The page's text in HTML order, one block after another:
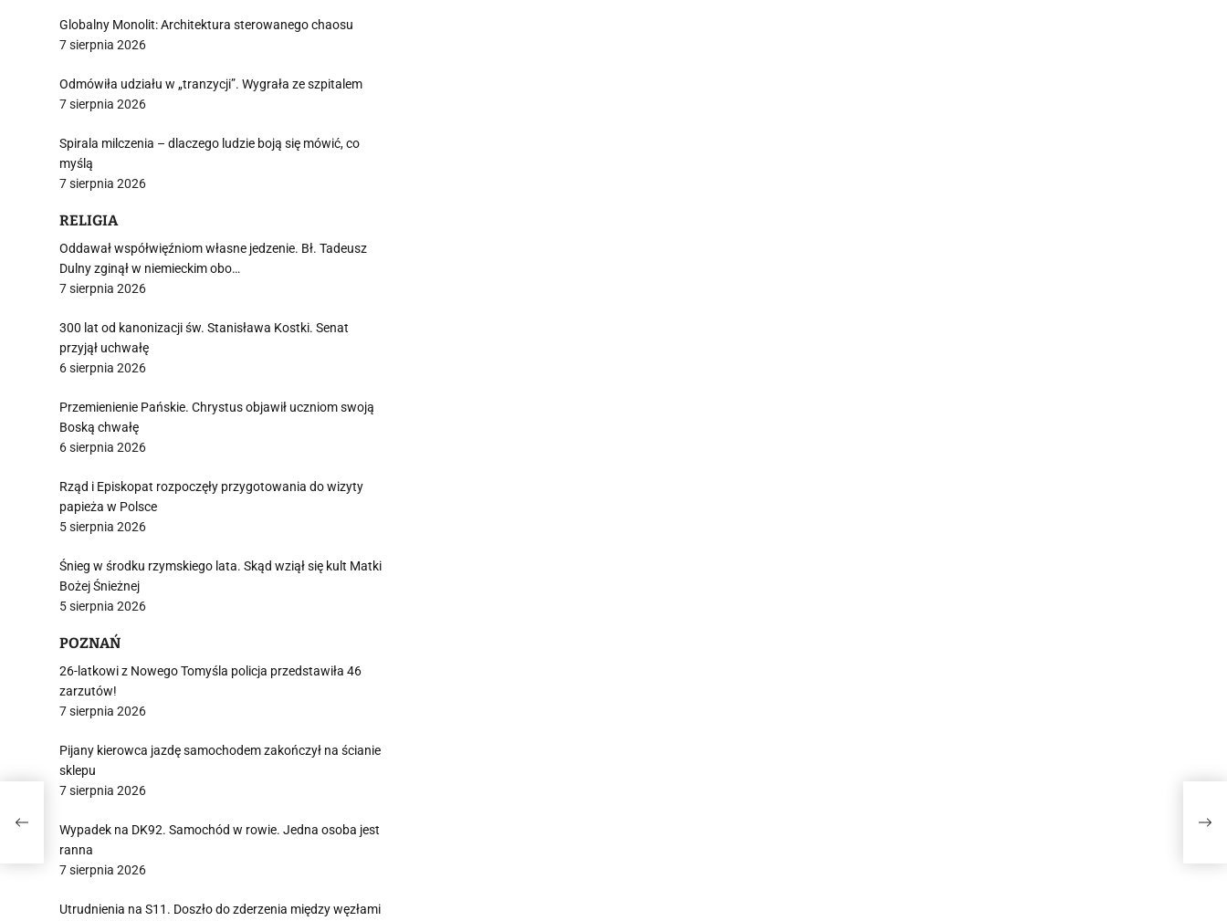
Globalny Monolit: Architektura sterowanego chaosu
7 sierpnia 2026
Odmówiła udziału w „tranzycji”. Wygrała ze szpitalem
7 sierpnia 2026
Spirala milczenia – dlaczego ludzie boją się mówić, co
myślą
7 sierpnia 2026
RELIGIA
Oddawał współwięźniom własne jedzenie. Bł. Tadeusz
Dulny zginął w niemieckim obo…
7 sierpnia 2026
300 lat od kanonizacji św. Stanisława Kostki. Senat
przyjął uchwałę
6 sierpnia 2026
Przemienienie Pańskie. Chrystus objawił uczniom swoją
Boską chwałę
6 sierpnia 2026
Rząd i Episkopat rozpoczęły przygotowania do wizyty
papieża w Polsce
5 sierpnia 2026
Śnieg w środku rzymskiego lata. Skąd wziął się kult Matki
Bożej Śnieżnej
5 sierpnia 2026
POZNAŃ
26-latkowi z Nowego Tomyśla policja przedstawiła 46
zarzutów!
7 sierpnia 2026
Pijany kierowca jazdę samochodem zakończył na ścianie
sklepu
7 sierpnia 2026
Wypadek na DK92. Samochód w rowie. Jedna osoba jest
ranna
7 sierpnia 2026
Utrudnienia na S11. Doszło do zderzenia między węzłami